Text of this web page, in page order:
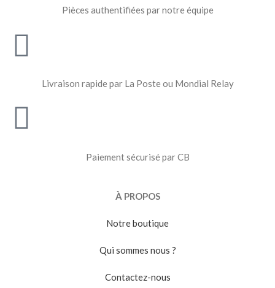
Pièces authentifiées par notre équipe
Livraison rapide par La Poste ou Mondial Relay
Paiement sécurisé par CB
À PROPOS
Notre boutique
Qui sommes nous ?
Contactez-nous